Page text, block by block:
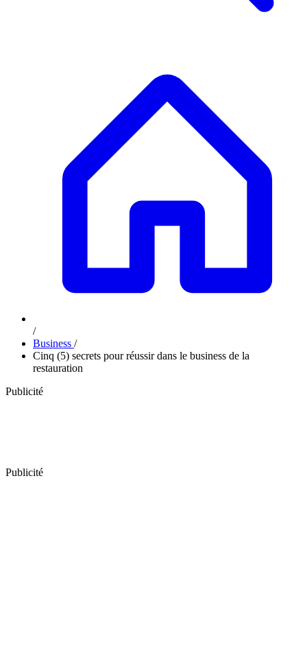
/
Business /
Cinq (5) secrets pour réussir dans le business de la
restauration
Publicité
Publicité